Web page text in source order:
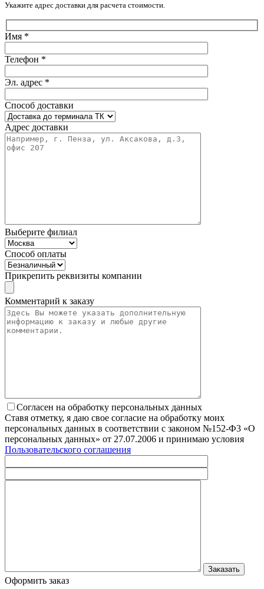
Укажите адрес доставки для расчета стоимости.
Имя *
Телефон *
Эл. адрес *
Способ доставки
Адрес доставки
Выберите филиал
Способ оплаты
Прикрепить реквизиты компании
Комментарий к заказу
Согласен на обработку персональных данных
Ставя отметку, я даю свое согласие на обработку моих
персональных данных в соответствии с законом №152-Ф3 «О
персональных данных» от 27.07.2006 и принимаю условия
Пользовательского соглашения
Оформить заказ